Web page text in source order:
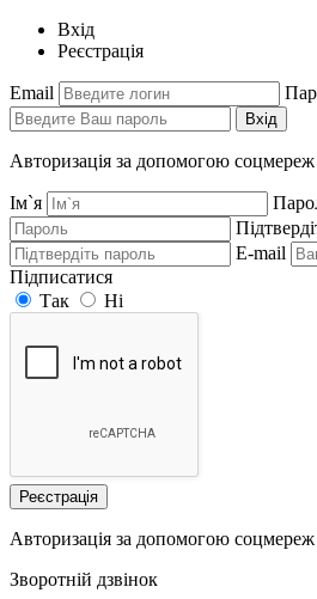
Вхід
Реєстрація
Email
Вхід
Авторизація за допомогою соцмереж
Ім`я
E-mail
Підписатися
Так
Ні
Реєстрація
Авторизація за допомогою соцмереж
Зворотній дзвінок